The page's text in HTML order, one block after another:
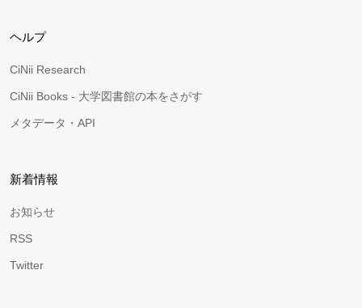
ヘルプ
CiNii Research
CiNii Books - 大学図書館の本をさがす
メタデータ・API
新着情報
お知らせ
RSS
Twitter